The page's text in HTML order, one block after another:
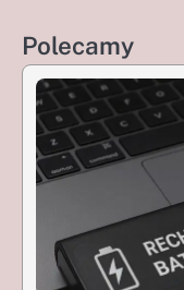
Polecamy